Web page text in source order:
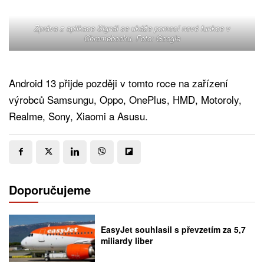
Zpráva z aplikace Signál se ukáže pomocí nové funkce v
Chromebooku. Foto: Google
Android 13 přijde později v tomto roce na zařízení
výrobců Samsungu, Oppo, OnePlus, HMD, Motoroly,
Realme, Sony, Xiaomi a Asusu.
Doporučujeme
EasyJet souhlasil s převzetím za 5,7
miliardy liber